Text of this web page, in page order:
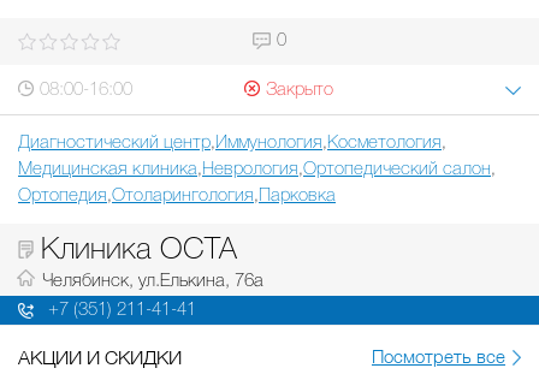
0
08:00-16:00 Закрыто
Диагностический центр,Иммунология,Косметология,
Медицинская клиника,Неврология,Ортопедический салон,
Ортопедия,Отоларингология, Парковка
Клиника ОСТА
Челябинск, ул.Елькина, 76а
+7 (351) 211-41-41
Посмотреть все
АКЦИИ И СКИДКИ